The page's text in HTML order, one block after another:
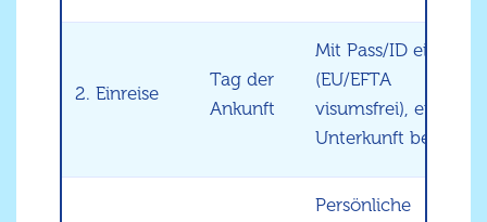
2. Einreise
Tag der
Ankunft
Mit Pass/ID einreisen
(EU/EFTA
visumsfrei), erste
Unterkunft beziehen
Persönliche